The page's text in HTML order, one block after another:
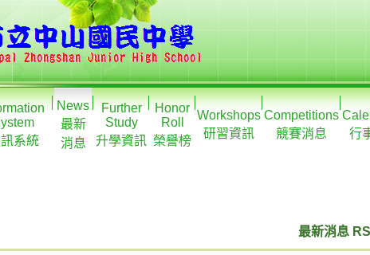
系統
News
最新
消息
Further
Study
升學資訊
Honor
Roll
榮譽榜
Workshops
研習資訊
Competitions
競賽消息
行
最新消息